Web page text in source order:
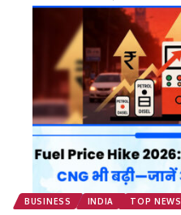
BUSINESS INDIA TOP NEWS